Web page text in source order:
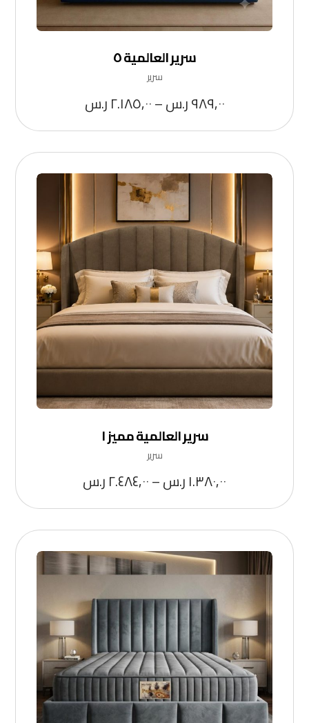
سرير العالمية ٥
سرير
٩٨٩,٠٠ر.س–٢.١٨٥,٠٠ر.س
سرير العالمية مميز ١
سرير
١.٣٨٠,٠٠ر.س–٢.٤٨٤,٠٠ر.س